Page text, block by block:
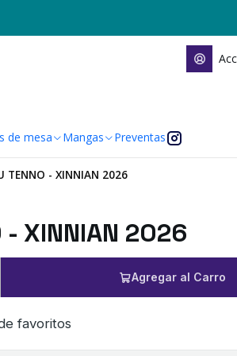
de mesa Mangas Preventas
TENNO - XINNIAN 2026
- XINNIAN 2026
Agregar al Carro
favoritos